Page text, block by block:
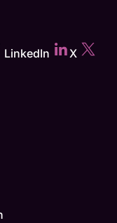
LinkedIn X